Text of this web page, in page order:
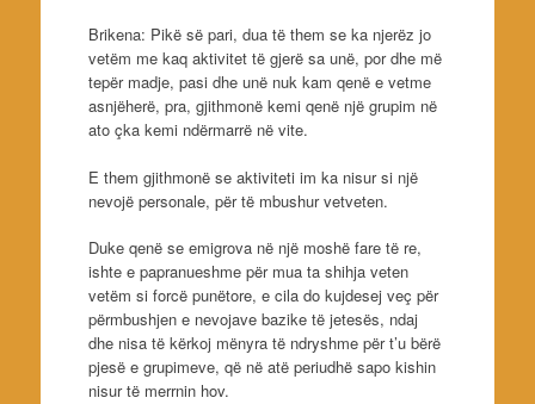
Brikena: Pikë së pari, dua të them se ka njerëz jo
vetëm me kaq aktivitet të gjerë sa unë, por dhe më
tepër madje, pasi dhe unë nuk kam qenë e vetme
asnjëherë, pra, gjithmonë kemi qenë një grupim në
ato çka kemi ndërmarrë në vite.
E them gjithmonë se aktiviteti im ka nisur si një
nevojë personale, për të mbushur vetveten.
Duke qenë se emigrova në një moshë fare të re,
ishte e papranueshme për mua ta shihja veten
vetëm si forcë punëtore, e cila do kujdesej veç për
përmbushjen e nevojave bazike të jetesës, ndaj
dhe nisa të kërkoj mënyra të ndryshme për t’u bërë
pjesë e grupimeve, që në atë periudhë sapo kishin
nisur të merrnin hov.